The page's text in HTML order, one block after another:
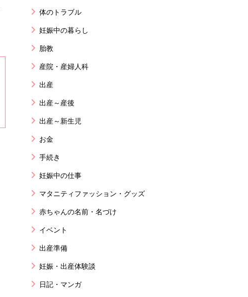
体のトラブル
妊娠中の暮らし
胎教
産院・産婦人科
出産
出産～産後
出産～新生児
お金
手続き
妊娠中の仕事
マタニティファッション・グッズ
赤ちゃんの名前・名づけ
イベント
出産準備
妊娠・出産体験談
日記・マンガ